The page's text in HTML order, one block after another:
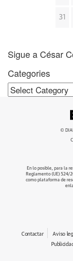
31
Sigue a César
Categories
Categories
©
En lo posible, para la
Reglamento (UE) 524/
como plataforma de
Contactar Aviso